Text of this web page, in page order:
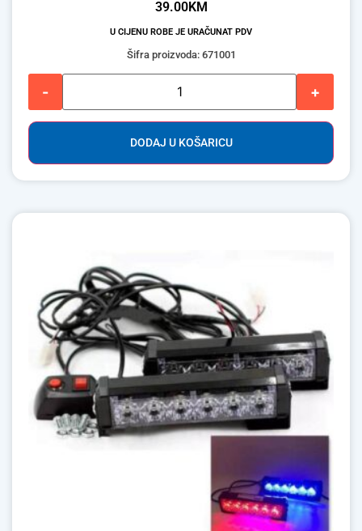
39.00KM
U CIJENU ROBE JE URAČUNAT PDV
Šifra proizvoda: 671001
- +
DODAJ U KOŠARICU